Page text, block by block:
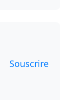
Souscrire